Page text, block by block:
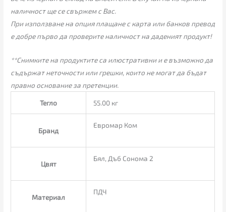
наличност ще се свържем с Вас.
При използване на опция плащане с карта или банков превод
е добре първо да проверите наличност на даденият продукт!
**Снимките на продуктите са илюстративни и е възможно да
съдържат неточности или грешки, които не могат да бъдат
правно основание за претенции.
Тегло 55.00 кг
Бранд
Евромар Ком
Цвят
Бял, Дъб Сонома 2
Материал
ПДЧ